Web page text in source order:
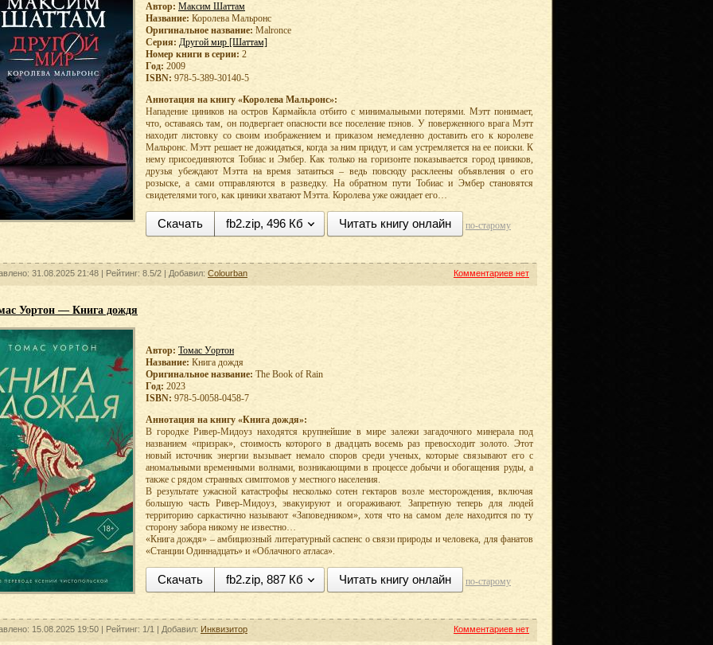
Автор: Максим Шаттам
Название: Королева Мальронс
Оригинальное название: Malronce
Серия: Другой мир [Шаттам]
Номер книги в серии: 2
Год: 2009
ISBN: 978-5-389-30140-5
Аннотация на книгу «Королева Мальронс»:
Нападение циников на остров Кармайкла отбито с минимальными потерями. Мэтт понимает,
что, оставаясь там, он подвергает опасности все поселение пэнов. У поверженного врага Мэтт
находит листовку со своим изображением и приказом немедленно доставить его к королеве
Мальронс. Мэтт решает не дожидаться, когда за ним придут, и сам устремляется на ее поиски. К
нему присоединяются Тобиас и Эмбер. Как только на горизонте показывается город циников,
друзья убеждают Мэтта на время затаиться – ведь повсюду расклеены объявления о его
розыске, а сами отправляются в разведку. На обратном пути Тобиас и Эмбер становятся
свидетелями того, как циники хватают Мэтта. Королева уже ожидает его…
Скачать fb2.zip, 496 Кб Читать книгу онлайн по-старому
31.08.2025 21:48 | Рейтинг: 8.5/2 | Добавил: Colourban Комментариев нет
Уортон — Книга дождя
Автор: Томас Уортон
Название: Книга дождя
Оригинальное название: The Book of Rain
Год: 2023
ISBN: 978-5-0058-0458-7
Аннотация на книгу «Книга дождя»:
В городке Ривер-Мидоуз находятся крупнейшие в мире залежи загадочного минерала под
названием «призрак», стоимость которого в двадцать восемь раз превосходит золото. Этот
новый источник энергии вызывает немало споров среди ученых, которые связывают его с
аномальными временными волнами, возникающими в процессе добычи и обогащения руды, а
также с рядом странных симптомов у местного населения.
В результате ужасной катастрофы несколько сотен гектаров возле месторождения, включая
большую часть Ривер-Мидоуз, эвакуируют и огораживают. Запретную теперь для людей
территорию саркастично называют «Заповедником», хотя что на самом деле находится по ту
сторону забора никому не известно…
«Книга дождя» – амбициозный литературный саспенс о связи природы и человека, для фанатов
«Станции Одиннадцать» и «Облачного атласа».
Скачать fb2.zip, 887 Кб Читать книгу онлайн по-старому
15.08.2025 19:50 | Рейтинг: 1/1 | Добавил: Инквизитор Комментариев нет